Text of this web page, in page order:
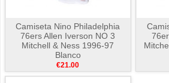
Camiseta Nino Philadelphia
76ers Allen Iverson NO 3
Mitchell & Ness 1996-97
Blanco
€21.00